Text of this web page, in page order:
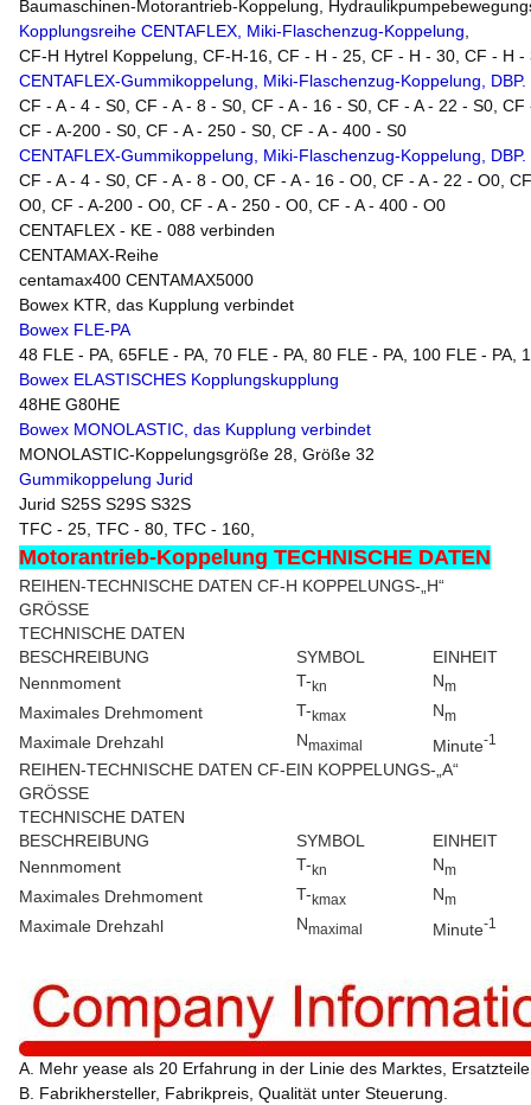
Baumaschinen-Motorantrieb-Koppelung,
Kopplungsreihe CENTAFLEX, Miki-Flaschenzug-Koppelung
CF-H Hytrel Koppelung, CF-H-16, CF - H - 25, CF - H - 30, CF - H
CENTAFLEX-Gummikoppelung, Miki-Flaschenzug-Koppelung,
CF - A - 4 - S0, CF - A - 8 - S0, CF - A - 16 - S0, CF - A - 22 - S0,
CF - A-200 - S0, CF - A - 250 - S0, CF - A - 400 - S0
CENTAFLEX-Gummikoppelung, Miki-Flaschenzug-Koppelung,
CF - A - 4 - S0, CF - A - 8 - O0, CF - A - 16 - O0, CF - A - 22 - O0,
O0, CF - A-200 - O0, CF - A - 250 - O0, CF - A - 400 - O0
CENTAFLEX - KE - 088 verbinden
CENTAMAX-Reihe
centamax400 CENTAMAX5000
Bowex KTR, das Kupplung verbindet
Bowex FLE-PA
48 FLE - PA, 65FLE - PA, 70 FLE - PA, 80 FLE - PA, 100 FLE - PA,
Bowex ELASTISCHES Kopplungskupplung
48HE G80HE
Bowex MONOLASTIC, das Kupplung verbindet
MONOLASTIC-Koppelungsgröße 28, Größe 32
Gummikoppelung Jurid
Jurid S25S S29S S32S
TFC - 25, TFC - 80, TFC - 160,
Motorantrieb-Koppelung TECHNISCHE DATEN
REIHEN-TECHNISCHE DATEN CF-H KOPPELUNGS-„H“
GRÖSSE
TECHNISCHE DATEN
BESCHREIBUNG
SYMBOL
EINHEIT
Nennmoment
T-kn Nm
Maximales Drehmoment T-kmax Nm
Maximale Drehzahl Nmaximal Minute-1
REIHEN-TECHNISCHE DATEN CF-EIN KOPPELUNGS-„A“
GRÖSSE
TECHNISCHE DATEN
BESCHREIBUNG
SYMBOL
EINHEIT
Nennmoment
T-kn Nm
Maximales Drehmoment T-kmax Nm
Maximale Drehzahl Nmaximal Minute-1
A. Mehr yease als 20 Erfahrung in der Linie des Marktes,
B. Fabrikhersteller, Fabrikpreis, Qualität unter Steuerung.